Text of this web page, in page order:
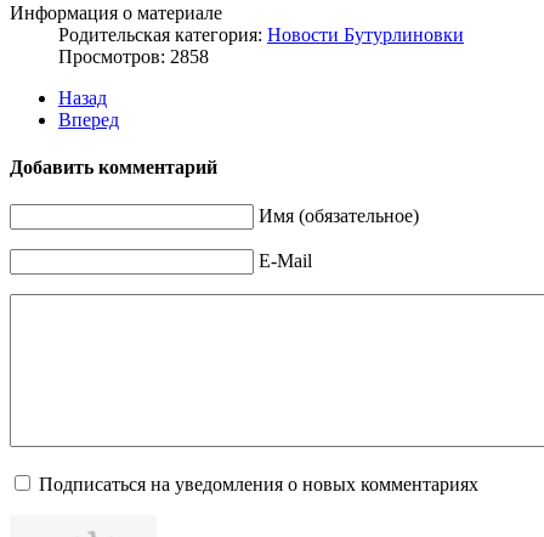
Информация о материале
Родительская категория: Новости Бутурлиновки
Просмотров: 2858
Назад
Вперед
Добавить комментарий
Имя (обязательное)
E-Mail
Подписаться на уведомления о новых комментариях